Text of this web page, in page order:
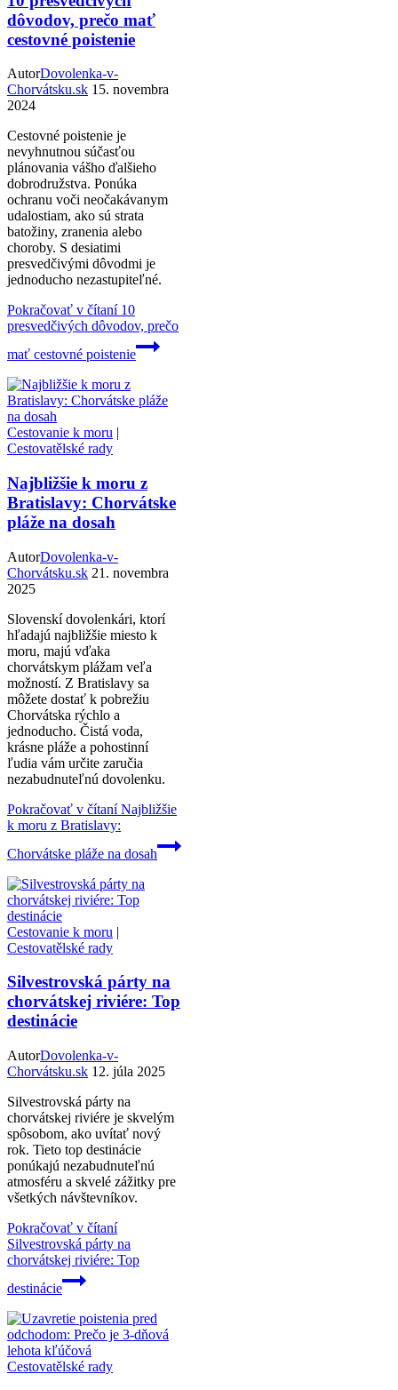
dôvodov, prečo mať
cestovné poistenie
AutorDovolenka-v-
Chorvátsku.sk 15. novembra
2024
Cestovné poistenie je
nevyhnutnou súčasťou
plánovania vášho ďalšieho
dobrodružstva. Ponúka
ochranu voči neočakávanym
udalostiam, ako sú strata
batožiny, zranenia alebo
choroby. S desiatimi
presvedčivými dôvodmi je
jednoducho nezastupiteľné.
Pokračovať v čítaní10
presvedčivých dôvodov, prečo
mať cestovné poistenie
Cestovanie k moru |
Cestovatělské rady
Najbližšie k moru z
Bratislavy: Chorvátske
pláže na dosah
AutorDovolenka-v-
Chorvátsku.sk 21. novembra
2025
Slovenskí dovolenkári, ktorí
hľadajú najbližšie miesto k
moru, majú vďaka
chorvátskym plážam veľa
možností. Z Bratislavy sa
môžete dostať k pobrežiu
Chorvátska rýchlo a
jednoducho. Čistá voda,
krásne pláže a pohostinní
ľudia vám určite zaručia
nezabudnuteľnú dovolenku.
Pokračovať v čítaníNajbližšie
k moru z Bratislavy:
Chorvátske pláže na dosah
Cestovanie k moru |
Cestovatělské rady
Silvestrovská párty na
chorvátskej riviére: Top
destinácie
AutorDovolenka-v-
Chorvátsku.sk 12. júla 2025
Silvestrovská párty na
chorvátskej riviére je skvelým
spôsobom, ako uvítať nový
rok. Tieto top destinácie
ponúkajú nezabudnuteľnú
atmosféru a skvelé zážitky pre
všetkých návštevníkov.
Pokračovať v čítaní
Silvestrovská párty na
chorvátskej riviére: Top
destinácie
Cestovatělské rady